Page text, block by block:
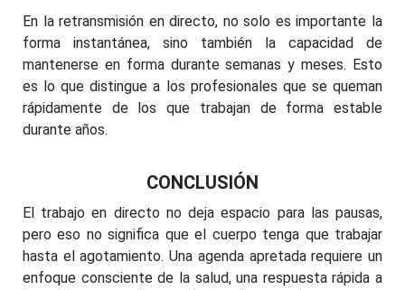
En la retransmisión en directo, no solo es importante la
forma instantánea, sino también la capacidad de
mantenerse en forma durante semanas y meses. Esto
es lo que distingue a los profesionales que se queman
rápidamente de los que trabajan de forma estable
durante años.
CONCLUSIÓN
El trabajo en directo no deja espacio para las pausas,
pero eso no significa que el cuerpo tenga que trabajar
hasta el agotamiento. Una agenda apretada requiere un
enfoque consciente de la salud, una respuesta rápida a